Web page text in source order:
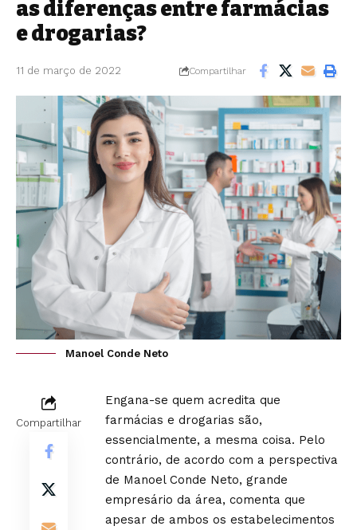
as diferenças entre farmácias
e drogarias?
11 de março de 2022 Compartilhar
Manoel Conde Neto
Compartilhar
Engana-se quem acredita que
farmácias e drogarias são,
essencialmente, a mesma coisa. Pelo
contrário, de acordo com a perspectiva
de Manoel Conde Neto, grande
empresário da área, comenta que
apesar de ambos os estabelecimentos